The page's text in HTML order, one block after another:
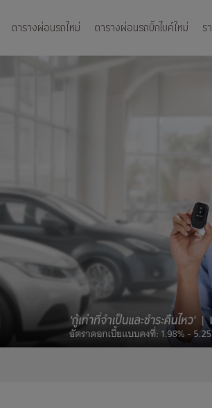
ตารางผ่อนรถใหม่ ตารางผ่อนรถบิ๊กไบค์ใหม่ ร